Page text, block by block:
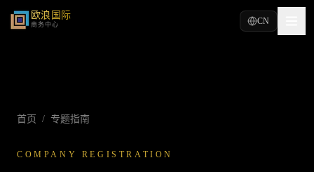
欧浪国际
商务中心 CN
首页 / 专题指南
COMPANY REGISTRATION